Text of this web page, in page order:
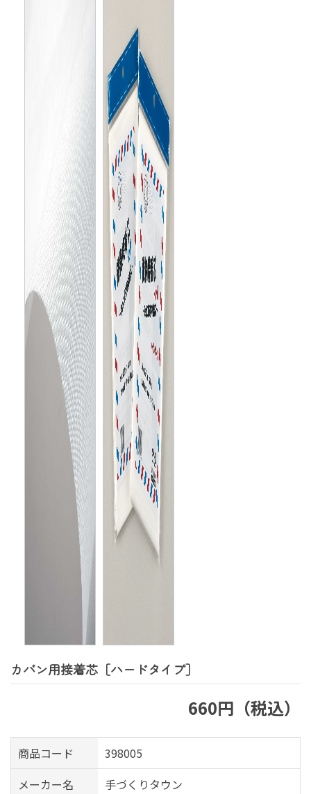
カバン用接着芯［ハードタイプ］
660円（税込）
商品コード
398005
メーカー名
手づくりタウン